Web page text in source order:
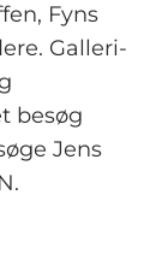
Fyns
Galleri-
besøg
Jens